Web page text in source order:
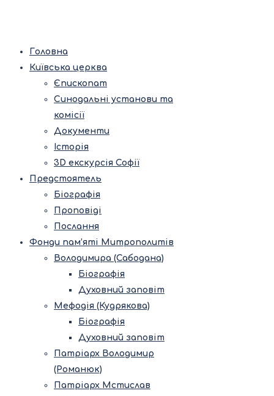
Головна
Київська церква
Єпископат
Синодальні установи та
комісії
Документи
Історія
3D екскурсія Софії
Предстоятель
Біографія
Проповіді
Послання
Фонди пам’яті Митрополитів
Володимира (Сабодана)
Біографія
Духовний заповіт
Мефодія (Кудрякова)
Біографія
Духовний заповіт
Патріарх Володимир
(Романюк)
Патріарх Мстислав